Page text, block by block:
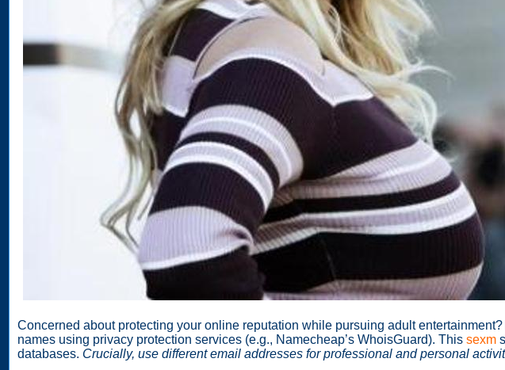
Concerned about protecting your online reputation while pursuing adult entertainment?
names using privacy protection services (e.g., Namecheap’s WhoisGuard). This sexm
databases. Crucially, use different email addresses for professional and personal